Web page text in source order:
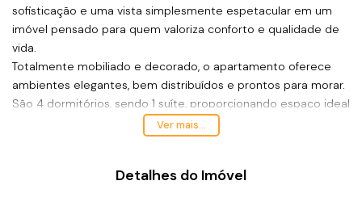
sofisticação e uma vista simplesmente espetacular em um
imóvel pensado para quem valoriza conforto e qualidade de
vida.
Totalmente mobiliado e decorado, o apartamento oferece
ambientes elegantes, bem distribuídos e prontos para morar.
São 4 dormitórios, sendo 1 suíte, proporcionando espaço ideal
para toda a família receber com conforto em todos os
panorâmica definitiva para o mar, com excelente iluminação
Ver mais...
Detalhes do Imóvel